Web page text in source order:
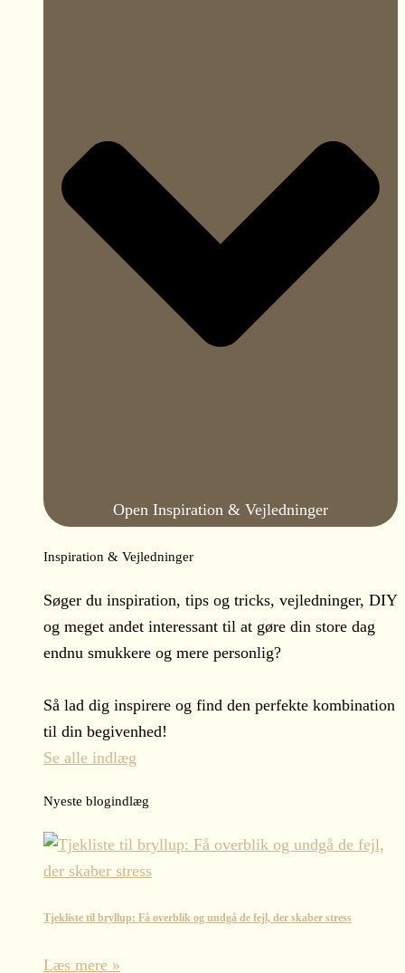
Open Inspiration & Vejledninger
Inspiration & Vejledninger
Søger du inspiration, tips og tricks, vejledninger, DIY
og meget andet interessant til at gøre din store dag
endnu smukkere og mere personlig?
Så lad dig inspirere og find den perfekte kombination
til din begivenhed!
Se alle indlæg
Nyeste blogindlæg
Tjekliste til bryllup: Få overblik og undgå de fejl, der skaber stress
Læs mere »